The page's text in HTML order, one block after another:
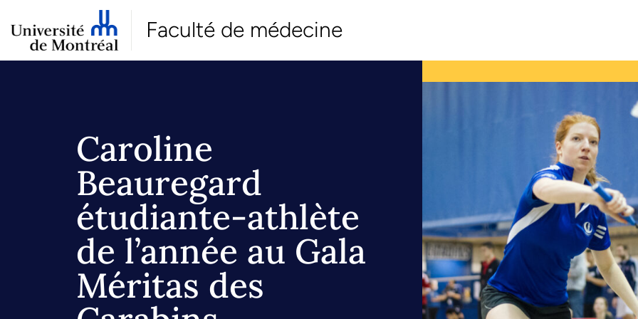
Faculté de médecine
Caroline
Beauregard
étudiante-athlète
de l’année au Gala
Méritas des